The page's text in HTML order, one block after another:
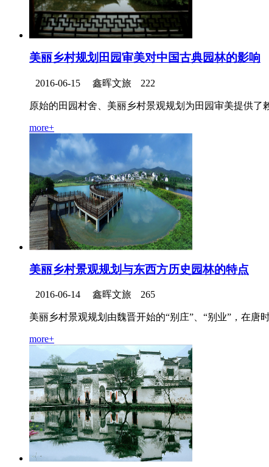
美丽乡村规划田园审美对中国古典园林的影响
2016-06-15 鑫晖文旅 222
原始的田园村舍、美丽乡村景观规划为田园审美提供
more+
美丽乡村景观规划与东西方历史园林的特点
2016-06-14 鑫晖文旅 265
美丽乡村景观规划由魏晋开始的“别庄”、“别业”，在
more+